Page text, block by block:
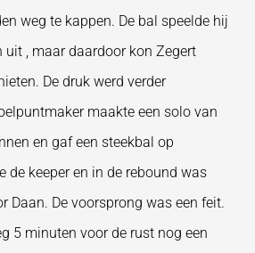
weg te kappen. De bal speelde hij
uit , maar daardoor kon Zegert
De druk werd verder
maakte een solo van
en gaf een steekbal op
de keeper en in de rebound was
Daan. De voorsprong was een feit.
5 minuten voor de rust nog een